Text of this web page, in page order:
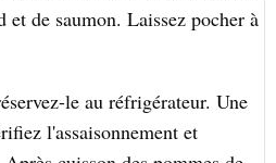
et de saumon. Laissez pocher à
le au réfrigérateur. Une
l'assaisonnement et